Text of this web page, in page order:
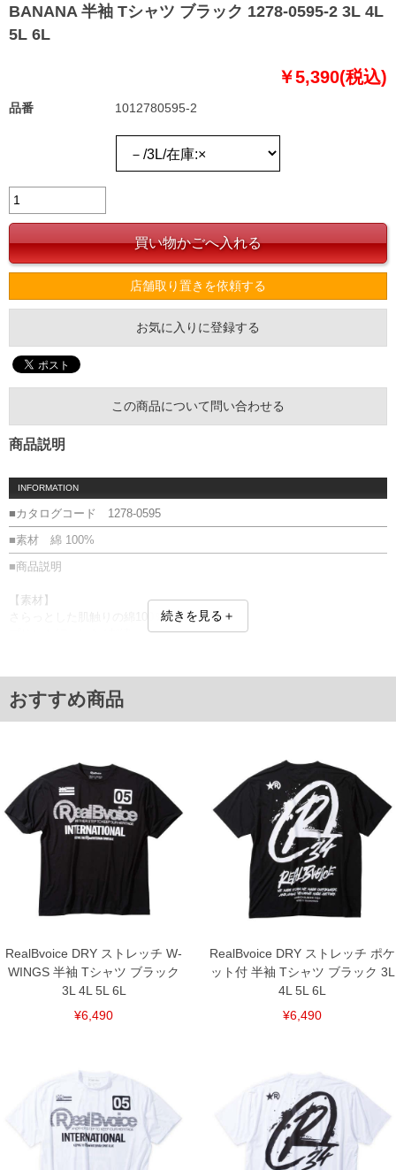
BANANA 半袖 Tシャツ ブラック 1278-0595-2 3L 4L
5L 6L
￥5,390(税込)
品番 1012780595-2
店舗取り置きを依頼する
お気に入りに登録する
この商品について問い合わせる
商品説明
INFORMATION
■カタログコード 1278-0595
■素材 綿 100%
■商品説明
【素材】
さらっとした肌触りの綿100％素材。
サイズ/バスト/総丈/裾周り/肩幅/袖丈
3L/130/78/130/58/24
4L/140/80/140/60/25
※【返品交換について】
返品交換希望の方は、商品到着後1週間以内にご連絡ください。
下着(肌着)やワイシャツは商品の性質上、返品交換不可とさせて頂いております。予め
ご了承くださいませ。
※【ボトムの裾上げをご希望の場合】
裾上げ料金は500円+税となります。
備考欄に股下●cmとご記入下さい。（裾上げ無料対象商品は1本につき税込6,000円以
上の品が対象。1本5,999円以下の商品は有料（500円+税）となります。）
出荷まで約1週間～20日間程お時間を頂く場合がございます。
いている、極端なデザインが施されている等)
※商品によって若干のサイズの誤差がございます。また、お客様がご使用の環境（コ
ンピュータ画面）によって、商品の色味が若干異なる場合がございます。予めご了承
※当店での掲載商品は、実店鋪と在庫を共用しておりますので店頭での売り違い、店
続きを見る＋
おすすめ商品
RealBvoice DRY ストレッチ W-
WINGS 半袖 Tシャツ ブラック
3L 4L 5L 6L
¥6,490
RealBvoice DRY ストレッチ ポケ
ット付 半袖 Tシャツ ブラック 3L
4L 5L 6L
¥6,490